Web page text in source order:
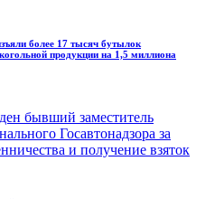
более 17 тысяч бутылок
продукции на 1,5 миллиона